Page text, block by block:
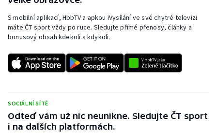
Triatlon
Vodní slalom
Volejbal
Ostatní
S mobilní aplikací, HbbTV a apkou iVysílání ve své chytré televizi
máte ČT sport vždy po ruce. Sledujte přímé přenosy, články a
bonusový obsah kdekoli a kdykoli.
SOCIÁLNÍ SÍTĚ
Odteď vám už nic neunikne. Sledujte ČT sport
i na dalších platformách.